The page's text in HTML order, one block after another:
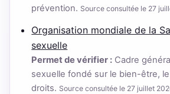
prévention. Source consultée le 27
Organisation mondiale de la
sexuelle
Permet de vérifier : Cadre
sexuelle fondé sur le bien-être,
droits. Source consultée le 27 juillet